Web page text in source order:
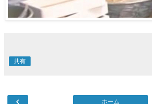
共有
‹ ホーム